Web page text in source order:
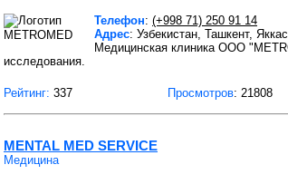
Телефон: (+998 71) 250 91 14
Адрес: Узбекистан, Ташкент,
Медицинская клиника OOO
исследования.
Рейтинг: 337 Просмотров: 21808
MENTAL MED SERVICE
Медицина